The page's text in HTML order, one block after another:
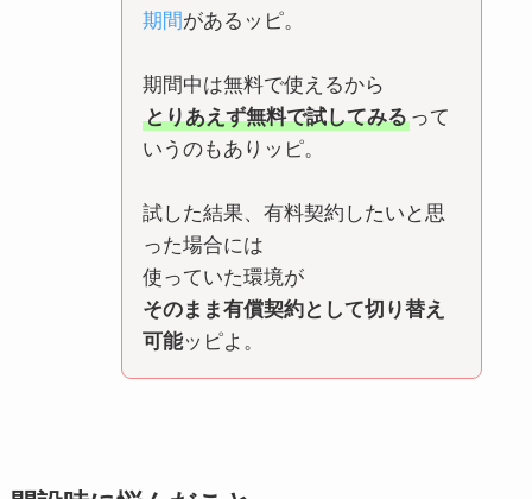
期間があるッピ。
期間中は無料で使えるから
とりあえず無料で試してみるって
いうのもありッピ。
試した結果、有料契約したいと思
った場合には
使っていた環境が
そのまま有償契約として切り替え
可能ッピよ。